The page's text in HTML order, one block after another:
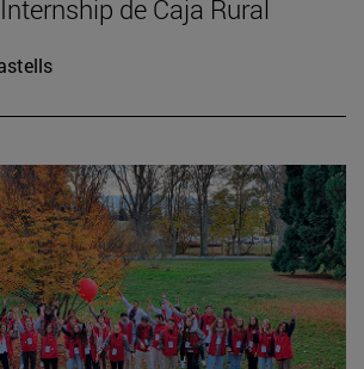
de Caja Rural